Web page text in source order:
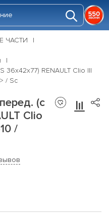
ЧАСТИ
RENAULT Clio III
/ Sc
(с
Clio
/